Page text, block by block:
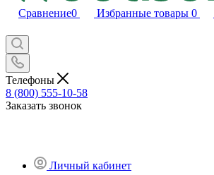
Сравнение0 Избранные товары 0
Телефоны
8 (800) 555-10-58
Заказать звонок
Личный кабинет